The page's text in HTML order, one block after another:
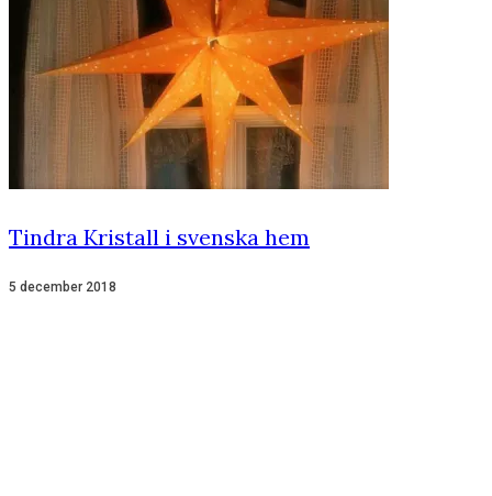
Tindra Kristall i svenska hem
5 december 2018